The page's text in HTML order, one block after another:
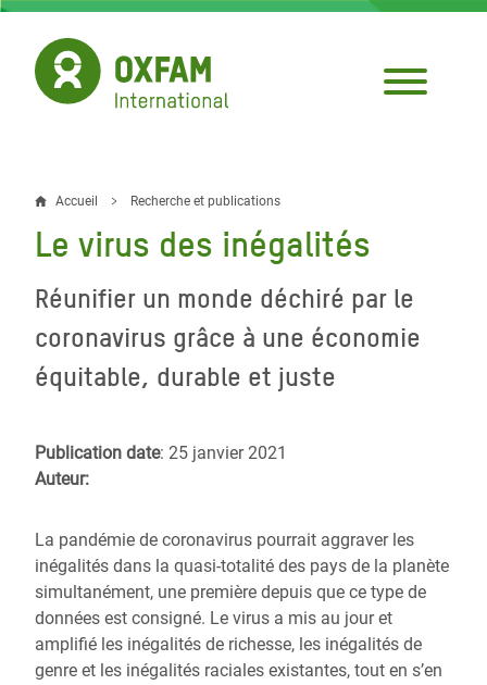
Aller
contenu
principal
Fil
d'Ariane
Accueil Recherche et publications
Le virus des inégalités
Réunifier un monde déchiré par le
coronavirus grâce à une économie
équitable, durable et juste
Publication date: 25 janvier 2021
Auteur:
La pandémie de coronavirus pourrait aggraver les
inégalités dans la quasi-totalité des pays de la planète
simultanément, une première depuis que ce type de
données est consigné. Le virus a mis au jour et
amplifié les inégalités de richesse, les inégalités de
genre et les inégalités raciales existantes, tout en s’en